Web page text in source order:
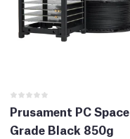
Prusament PC Space
Grade Black 850g